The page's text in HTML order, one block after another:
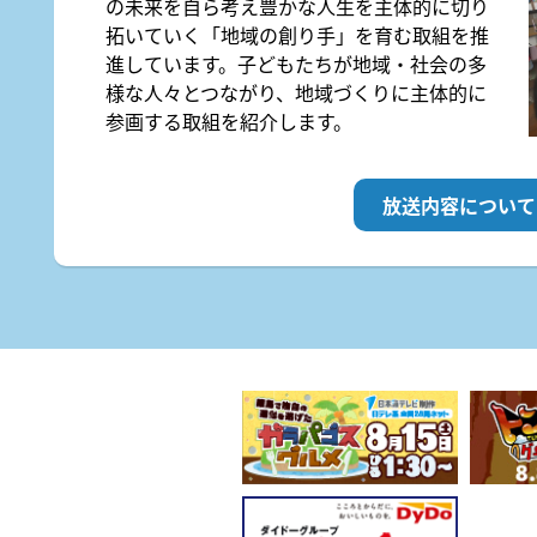
の未来を自ら考え豊かな人生を主体的に切り
拓いていく「地域の創り手」を育む取組を推
進しています。子どもたちが地域・社会の多
様な人々とつながり、地域づくりに主体的に
参画する取組を紹介します。
放送内容につい